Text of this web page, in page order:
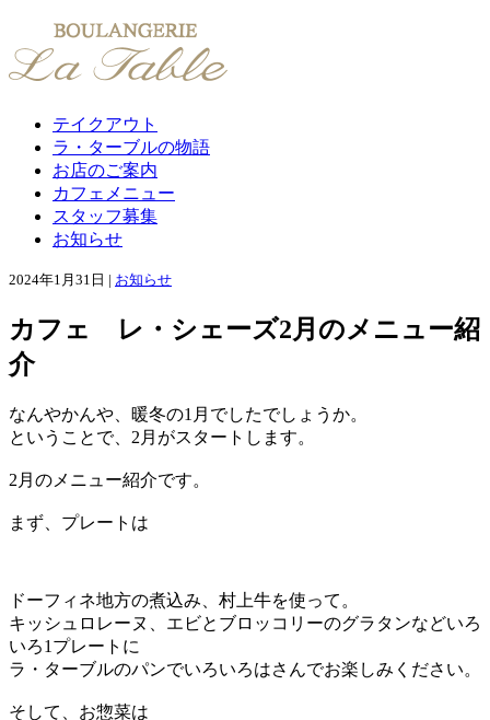
テイクアウト
ラ・ターブルの物語
お店のご案内
カフェメニュー
スタッフ募集
お知らせ
2024年1月31日 | お知らせ
カフェ レ・シェーズ2月のメニュー紹
介
なんやかんや、暖冬の1月でしたでしょうか。
ということで、2月がスタートします。
2月のメニュー紹介です。
まず、プレートは
ドーフィネ地方の煮込み、村上牛を使って。
キッシュロレーヌ、エビとブロッコリーのグラタンなどいろ
いろ1プレートに
ラ・ターブルのパンでいろいろはさんでお楽しみください。
そして、お惣菜は